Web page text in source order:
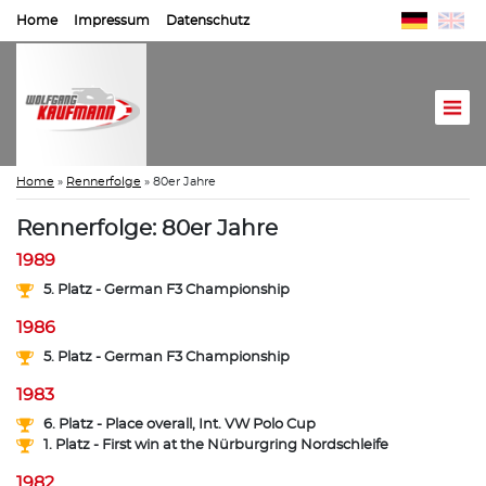
Home Impressum Datenschutz
Home » Rennerfolge » 80er Jahre
Rennerfolge: 80er Jahre
1989
5. Platz - German F3 Championship
1986
5. Platz - German F3 Championship
1983
6. Platz - Place overall, Int. VW Polo Cup
1. Platz - First win at the Nürburgring Nordschleife
1982